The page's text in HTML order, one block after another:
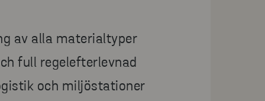
av alla materialtyper
full regelefterlevnad
och miljöstationer